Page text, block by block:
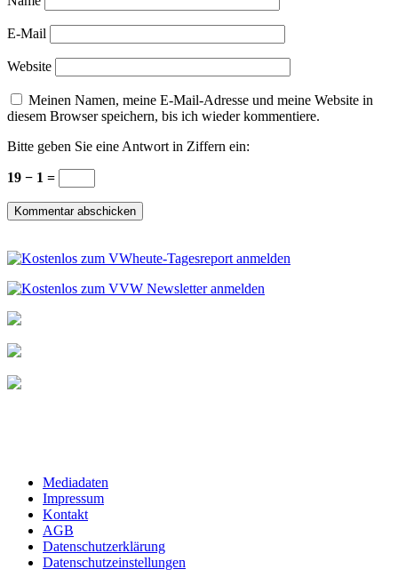
E-Mail
Website
Meinen Namen, meine E-Mail-Adresse und meine Website in
diesem Browser speichern, bis ich wieder kommentiere.
Bitte geben Sie eine Antwort in Ziffern ein:
19 − 1 =
Mediadaten
Impressum
Kontakt
AGB
Datenschutzerklärung
Datenschutzeinstellungen